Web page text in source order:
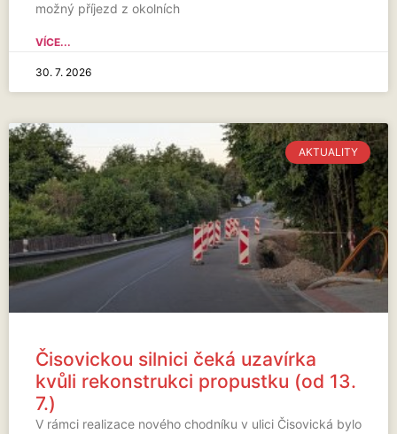
možný příjezd z okolních
VÍCE...
30. 7. 2026
AKTUALITY
Čisovickou silnici čeká uzavírka
kvůli rekonstrukci propustku (od 13.
7.)
V rámci realizace nového chodníku v ulici Čisovická bylo